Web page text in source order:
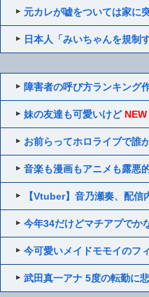
元カレが嘘をついては家に
日本人「みいちゃんを規制
障害者の呼び方ランキング
妹の友達も可愛いけど NEW
お前らってホロライブで誰
音楽も漫画もアニメも露悪
【Vtuber】音乃瀬奏、配信
今年34だけどマチアプでか
今可愛いメイドモモイのフ
武田真一アナ 5度の転勤に